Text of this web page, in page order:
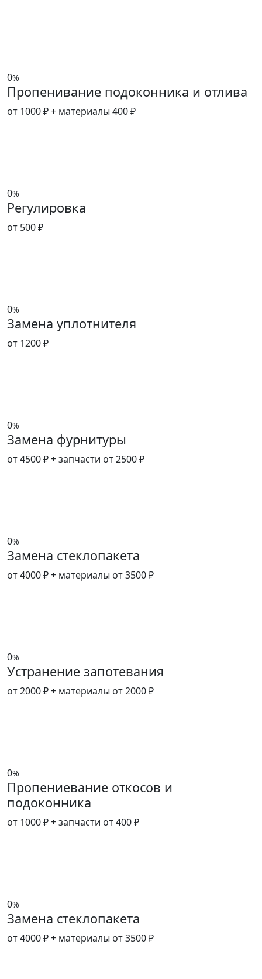
0%
Пропенивание подоконника и отлива
от 1000 ₽+ материалы 400 ₽
0%
Регулировка
от 500 ₽
0%
Замена уплотнителя
от 1200 ₽
0%
Замена фурнитуры
от 4500 ₽+ запчасти от 2500 ₽
0%
Замена стеклопакета
от 4000 ₽+ материалы от 3500 ₽
0%
Устранение запотевания
от 2000 ₽+ материалы от 2000 ₽
0%
Пропениевание откосов и
подоконника
от 1000 ₽+ запчасти от 400 ₽
0%
Замена стеклопакета
от 4000 ₽+ материалы от 3500 ₽